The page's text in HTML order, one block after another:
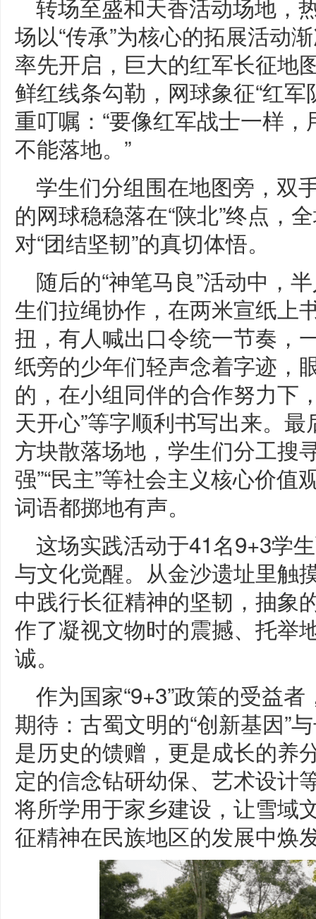
转场至盛和天香活动场地，
场以“传承”为核心的拓展活动
率先开启，巨大的红军长征地
鲜红线条勾勒，网球象征“红军
重叮嘱：“要像红军战士一样，
不能落地。”
学生们分组围在地图旁，双
的网球稳稳落在“陕北”终点，
对“团结坚韧”的真切体悟。
随后的“神笔马良”活动中，
生们拉绳协作，在两米宣纸上
扭，有人喊出口令统一节奏，
纸旁的少年们轻声念着字迹，
的，在小组同伴的合作努力下
天开心”等字顺利书写出来。
方块散落场地，学生们分工搜
强”“民主”等社会主义核心价
词语都掷地有声。
这场实践活动于41名9+3学
与文化觉醒。从金沙遗址里触
中践行长征精神的坚韧，抽象
作了凝视文物时的震撼、托举
诚。
作为国家“9+3”政策的受益
期待：古蜀文明的“创新基因”
是历史的馈赠，更是成长的养
定的信念钻研幼保、艺术设计
将所学用于家乡建设，让雪域
征精神在民族地区的发展中焕